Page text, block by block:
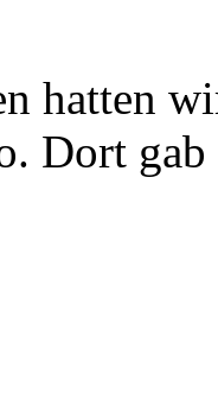
hatten
Dort